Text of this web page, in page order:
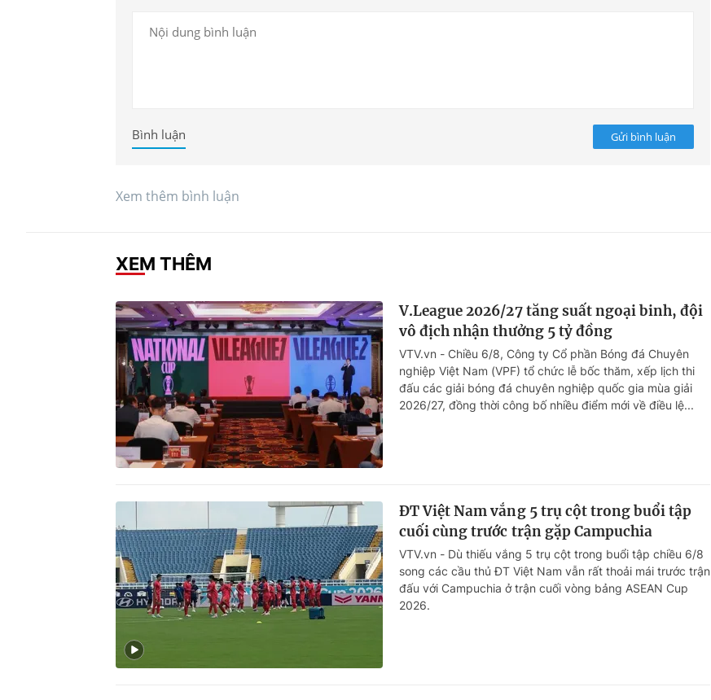
Gửi bình luận
Bình luận
Xem thêm bình luận
XEM THÊM
V.League 2026/27 tăng suất ngoại binh, đội
vô địch nhận thưởng 5 tỷ đồng
VTV.vn - Chiều 6/8, Công ty Cổ phần Bóng đá Chuyên
nghiệp Việt Nam (VPF) tổ chức lễ bốc thăm, xếp lịch thi
đấu các giải bóng đá chuyên nghiệp quốc gia mùa giải
2026/27, đồng thời công bố nhiều điểm mới về điều lệ...
ĐT Việt Nam vắng 5 trụ cột trong buổi tập
cuối cùng trước trận gặp Campuchia
VTV.vn - Dù thiếu vắng 5 trụ cột trong buổi tập chiều 6/8
song các cầu thủ ĐT Việt Nam vẫn rất thoải mái trước trận
đấu với Campuchia ở trận cuối vòng bảng ASEAN Cup
2026.